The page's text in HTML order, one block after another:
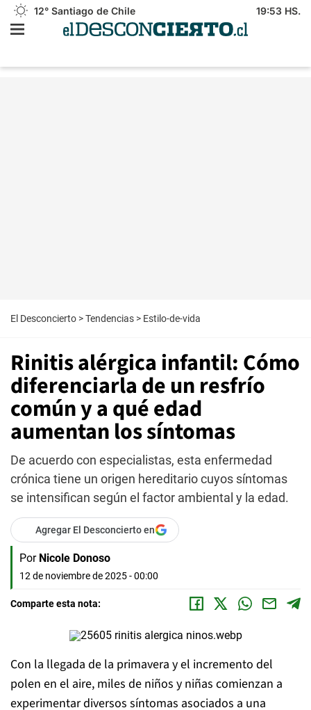
12° Santiago de Chile 19:53 HS.
El Desconcierto >Tendencias > Estilo-de-vida
Rinitis alérgica infantil: Cómo
diferenciarla de un resfrío
común y a qué edad
aumentan los síntomas
De acuerdo con especialistas, esta enfermedad
crónica tiene un origen hereditario cuyos síntomas
se intensifican según el factor ambiental y la edad.
Agregar El Desconcierto en
Por Nicole Donoso
12 de noviembre de 2025 - 00:00
Comparte esta nota:
Con la llegada de la primavera y el incremento del
polen en el aire, miles de niños y niñas comienzan a
experimentar diversos síntomas asociados a una